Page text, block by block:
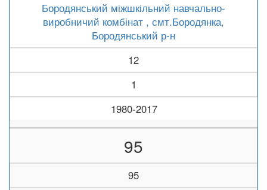
Бородянський міжшкільний навчально-
виробничий комбінат , смт.Бородянка,
Бородянський р-н
12
1
1980-2017
95
95